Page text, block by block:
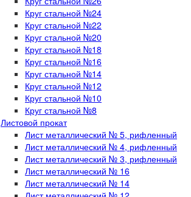
Круг стальной №24
Круг стальной №22
Круг стальной №20
Круг стальной №18
Круг стальной №16
Круг стальной №14
Круг стальной №12
Круг стальной №10
Круг стальной №8
Листовой прокат
Лист металлический № 5, рифленный
Лист металлический № 4, рифленный
Лист металлический № 3, рифленный
Лист металлический № 16
Лист металлический № 14